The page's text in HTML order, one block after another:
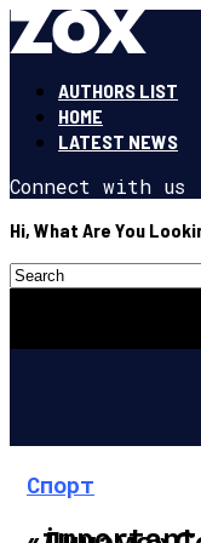
AUTHORS LIST
HOME
LATEST NEWS
Connect with us
Hi, What Are You
Спорт